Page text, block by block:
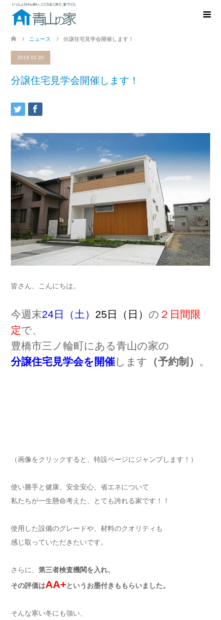
ニュース 分譲住宅見学会開催します！
2018.02.20
分譲住宅見学会開催します！
皆さん、こんにちは。
今週末24日（土） 25日（日） の ２日間限
定で、
豊橋市三ノ輪町にある青山の家の
分譲住宅見学会を開催します （予約制） 。
（画像をクリックすると、特設ページにジャンプします！）
使い勝手と健康、安全安心、省エネについて
私たちが一生懸命考えた、とても誇れる家です！！
使用した設備のグレードや、材料のクオリティも
感じ取っていただきたいです。
さらに、 第三者検査機関を入れ、
その評価はAA+というお墨付きももらいました。
そんな寒い冬にも強い、